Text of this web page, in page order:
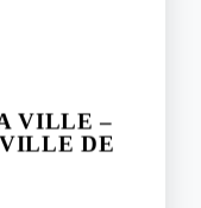
VILLE –
DE